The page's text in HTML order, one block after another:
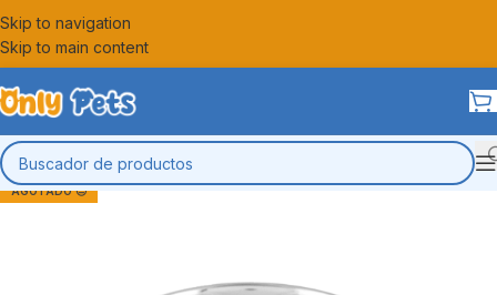
Skip to navigation
Skip to main content
AGOTADO 😔